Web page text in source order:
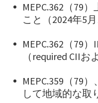
MEPC.362（79
こと（2024年5
MEPC.362（79
（required CII
MEPC.359（79
して地域的な取